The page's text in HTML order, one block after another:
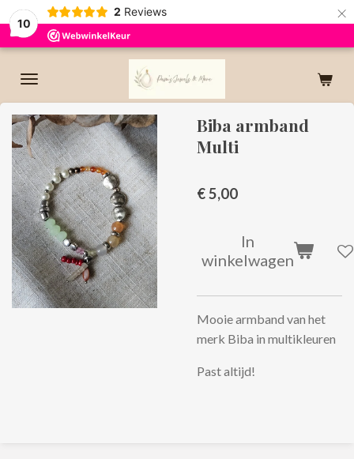
10
2 Reviews ×
Biba armband
Multi
€ 5,00
In
winkelwagen
Mooie armband van het
merk Biba in multikleuren
Past altijd!